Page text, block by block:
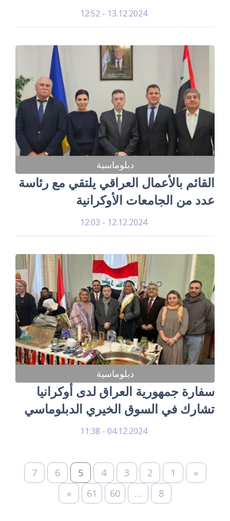
13.12.2024 - 12:52
دبلوماسية
القائم بالأعمال العراقي يلتقي مع رئاسة
عدد من الجامعات الأوكرانية
12.12.2024 - 12:03
دبلوماسية
سفارة جمهورية العراق لدى أوكرانيا
تشارك في السوق الخيري الدبلوماسي
04.12.2024 - 11:38
«
1
2
3
4
5
6
7
8
…
60
61
»